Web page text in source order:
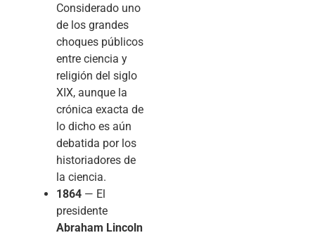
Considerado uno
de los grandes
choques públicos
entre ciencia y
religión del siglo
XIX, aunque la
crónica exacta de
lo dicho es aún
debatida por los
historiadores de
la ciencia.
1864 — El
presidente
Abraham Lincoln